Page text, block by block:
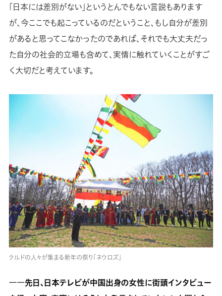
「日本には差別がない」というとんでもない言説もあります
が、今ここでも起こっているのだということ、もし自分が差別
があると思ってこなかったのであれば、それでも大丈夫だっ
た自分の社会的立場も含めて、実情に触れていくことがすご
く大切だと考えています。
クルドの人々が集まる新年の祭り「ネウロズ」
――先日、日本テレビが中国出身の女性に街頭インタビュー